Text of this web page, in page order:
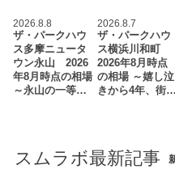
2026.8.8
ザ・パークハウ
ス多摩ニュータ
ウン永山 2026
年8月時点の相場
～永山の一等…
2026.8.7
ザ・パークハウ
ス横浜川和町
2026年8月時点
の相場 ～嬉し泣
きから4年、街…
スムラボ最新記事